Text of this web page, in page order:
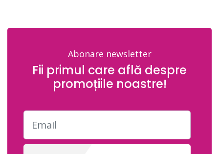
Abonare newsletter
Fii primul care află despre
promoțiile noastre!